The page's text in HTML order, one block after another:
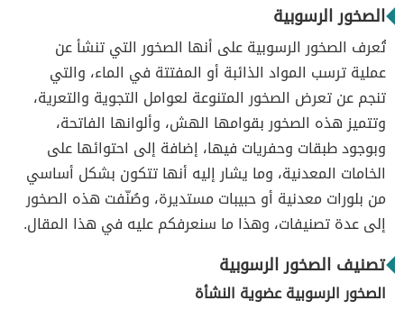
الصخور الرسوبية
تُعرف الصخور الرسوبية على أنها الصخور التي تنشأ عن
عملية ترسب المواد الذائبة أو المفتتة في الماء، والتي
تنجم عن تعرض الصخور المتنوعة لعوامل التجوية والتعرية،
وتتميز هذه الصخور بقوامها الهش، وألوانها الفاتحة،
وبوجود طبقات وحفريات فيها، إضافة إلى احتوائها على
الخامات المعدنية، وما يشار إليه أنها تتكون بشكل أساسي
من بلورات معدنية أو حبيبات مستديرة، وصُنّفت هذه الصخور
إلى عدة تصنيفات، وهذا ما سنعرفكم عليه في هذا المقال.
تصنيف الصخور الرسوبية
الصخور الرسوبية عضوية النشأة